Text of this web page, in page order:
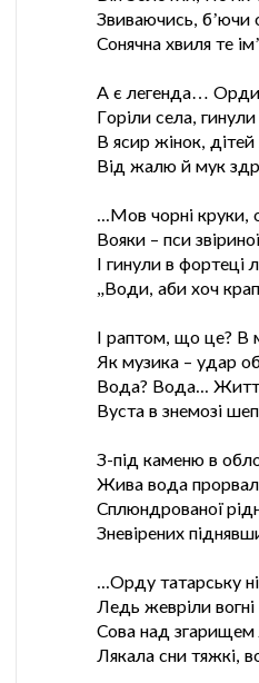
Звиваючись, б’ючи
Сонячна хвиля те
А є легенда… Орди
Горіли села,
В ясир жінок, дітей
Від жалю й мук
...Мов чорні круки,
Вояки – пси
І гинули в фортеці
„Води, аби хоч
І раптом, що це? В
Як музика – удар
Вода? Вода...
Вуста в знемозі
З-під каменю в
Жива вода
Сплюндрованої
Зневірених
...Орду татарську
Ледь жевріли
Сова над згарищем
Лякала сни тяжкі,